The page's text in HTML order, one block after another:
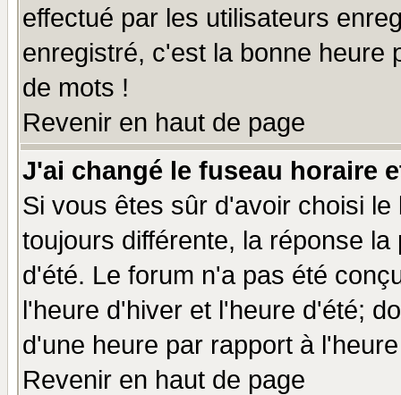
effectué par les utilisateurs
enregistré, c'est la bonne heure
de mots !
Revenir en haut de page
J'ai changé le fuseau horaire
Si vous êtes sûr d'avoir choisi
toujours différente, la réponse
d'été. Le forum n'a pas été
l'heure d'hiver et l'heure d'été;
d'une heure par rapport à
Revenir en haut de page